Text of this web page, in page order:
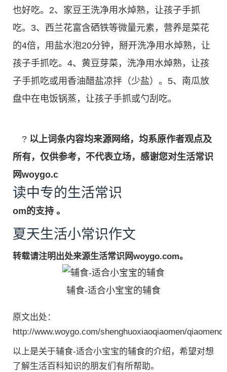
也好吃。2、家豆王洗净用水焯熟，让孩子手抓
吃。3、西兰花富含硒铁等微量元素，营养是菜花
的4倍，用盐水泡20分钟，掰开洗净用水焯熟，让
孩子手抓吃。4、黄豆芽菜，洗净用水焯熟，让孩
子手抓吃或用香油醋盐凉拌（少盐）。5、南瓜放
盘中在电饭锅蒸，让孩子手抓或勺刮吃。
? 以上词条内容均来源网络，均系原作者观点及
所有，仅供参考，不代表立场，感谢您对生活常识
网woygo.c
读中专的生活常识
om的支持 。
夏天生活小常识作文
转载请注明出处来源生活常识网woygo.com。
辅食-适合小宝宝的辅食
原文出处：
http://www.woygo.com/shenghuoxiaoqiaomen/
以上是关于辅食-适合小宝宝的辅食的介绍，希望对想
了解生活百科知识的朋友们有所帮助。